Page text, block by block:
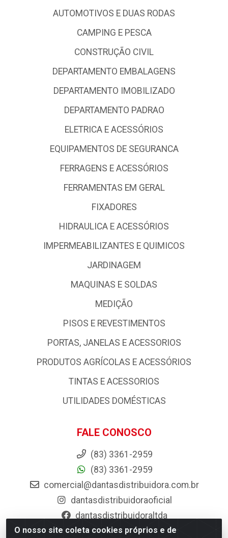
O nosso site coleta cookies próprios e de
AUTOMOTIVOS E DUAS RODAS
CAMPING E PESCA
CONSTRUÇÃO CIVIL
DEPARTAMENTO EMBALAGENS
DEPARTAMENTO IMOBILIZADO
DEPARTAMENTO PADRAO
ELETRICA E ACESSÓRIOS
EQUIPAMENTOS DE SEGURANCA
FERRAGENS E ACESSÓRIOS
FERRAMENTAS EM GERAL
FIXADORES
HIDRAULICA E ACESSÓRIOS
IMPERMEABILIZANTES E QUIMICOS
JARDINAGEM
MAQUINAS E SOLDAS
MEDIÇÃO
PISOS E REVESTIMENTOS
PORTAS, JANELAS E ACESSORIOS
PRODUTOS AGRÍCOLAS E ACESSÓRIOS
TINTAS E ACESSORIOS
UTILIDADES DOMÉSTICAS
FALE CONOSCO
(83) 3361-2959
(83) 3361-2959
comercial@dantasdistribuidora.com.br
dantasdistribuidoraoficial
dantasdistribuidoraltda